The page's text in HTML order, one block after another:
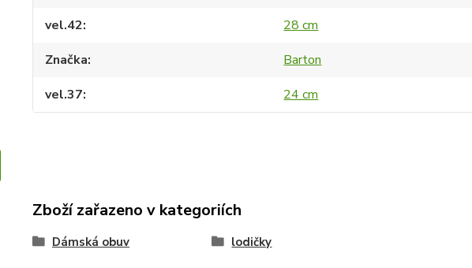
vel.42
28 cm
Značka
Barton
vel.37
24 cm
Zboží zařazeno v kategoriích
Dámská obuv lodičky